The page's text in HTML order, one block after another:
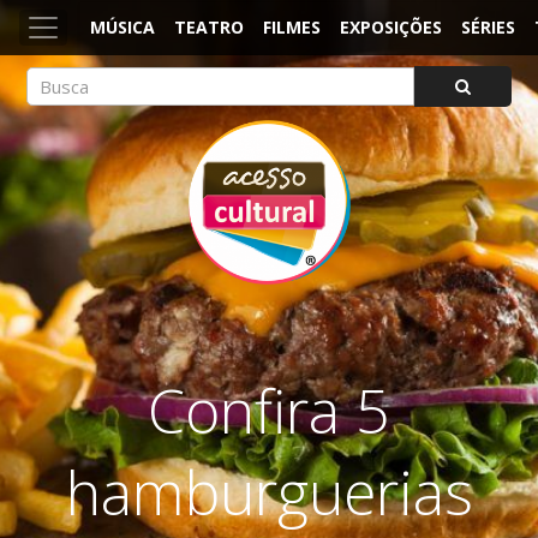
MÚSICA TEATRO FILMES EXPOSIÇÕES SÉRIES
ACESSO CULTURAL
Arte, Cultura Pop e Entretenimento
Confira 5
hamburguerias